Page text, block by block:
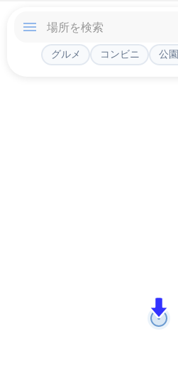
グルメ コンビニ 公園